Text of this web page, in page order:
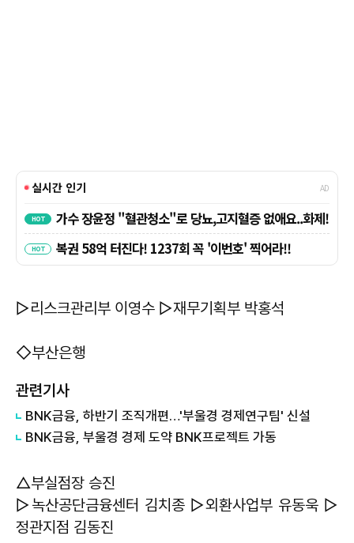
▷리스크관리부 이영수 ▷재무기획부 박홍석
◇부산은행
관련기사
BNK금융, 하반기 조직개편…'부울경 경제연구팀' 신설
BNK금융, 부울경 경제 도약 BNK프로젝트 가동
△부실점장 승진
▷녹산공단금융센터 김치종 ▷외환사업부 유동욱 ▷
정관지점 김동진